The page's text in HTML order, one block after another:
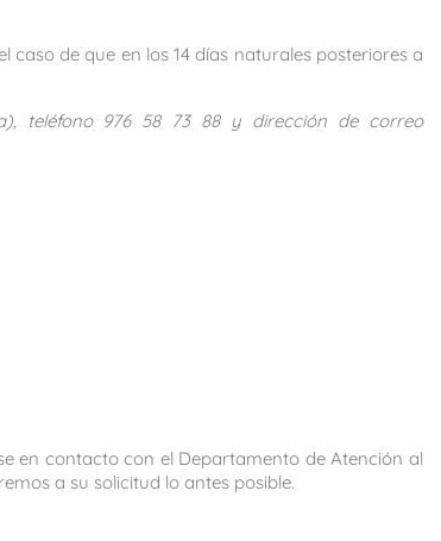
de que en los 14 días naturales posteriores a
teléfono 976 58 73 88 y dirección de correo
en contacto con el Departamento de Atención al
a su solicitud lo antes posible.